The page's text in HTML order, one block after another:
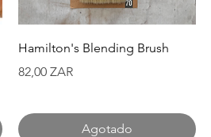
Vista rápida
Hamilton's Blending Brush
Precio
82,00 ZAR
Agotado